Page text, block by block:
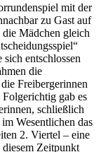
mit der
zu Gast auf
die Mädchen gleich
entschlossen
die
Freibergerinnen
gab es
schließlich
Wesentlichen das
2. Viertel – eine
Zeitpunkt